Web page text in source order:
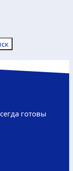
готовы